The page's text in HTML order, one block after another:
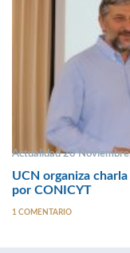
Actualidad 20
UCN organiza
por CONICYT
1 COMENTARIO